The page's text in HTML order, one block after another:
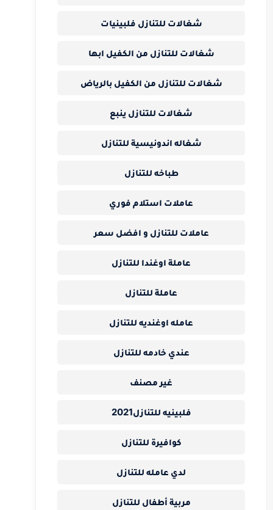
شغالات للتنازل فلبينيات
شغالات للتنازل من الكفيل ابها
شغالات للتنازل من الكفيل بالرياض
شغالات للتنازل ينبع
شغاله اندونيسية للتنازل
طباخه للتنازل
عاملات استلام فوري
عاملات للتنازل و افضل سعر
عاملة اوغندا للتنازل
عاملة للتنازل
عامله اوغنديه للتنازل
عندي خادمه للتنازل
غير مصنف
فلبينيه للتنازل2021
كوافيرة للتنازل
لدي عامله للتنازل
مربية أطفال للتنازل